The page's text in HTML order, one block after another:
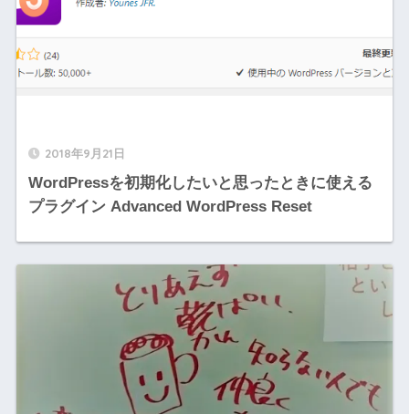
2018年9月21日
WordPressを初期化したいと思ったときに使える
プラグイン Advanced WordPress Reset